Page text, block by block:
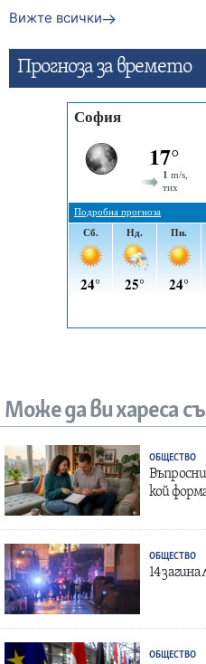
Вижте всички
Прогнозa за времето
Може да ви хареса
ОБЩЕСТВО
кой
ОБЩЕСТВО
14
ОБЩЕСТВО